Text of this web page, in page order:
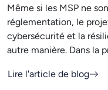
Même si les MSP ne
réglementation, le
cybersécurité et la
autre manière. Dans la
Lire l'article de blog